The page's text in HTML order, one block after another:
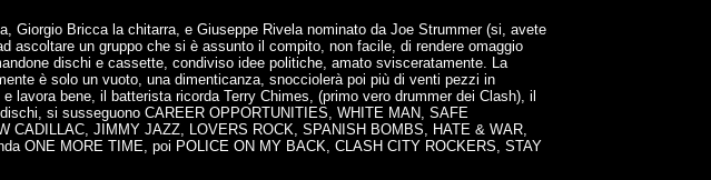
Giorgio Bricca la chitarra, e Giuseppe Rivela nominato da Joe Strummer (si, avete
un gruppo che si è assunto il compito, non facile, di rendere omaggio
dischi e cassette, condiviso idee politiche, amato svisceratamente. La
è solo un vuoto, una dimenticanza, snocciolerà poi più di venti pezzi in
bene, il batterista ricorda Terry Chimes, (primo vero drummer dei Clash), il
si susseguono CAREER OPPORTUNITIES, WHITE MAN, SAFE
CADILLAC, JIMMY JAZZ, LOVERS ROCK, SPANISH BOMBS, HATE & WAR,
ONE MORE TIME, poi POLICE ON MY BACK, CLASH CITY ROCKERS, STAY